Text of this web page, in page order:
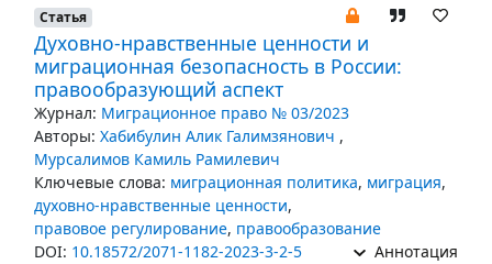
Статья
Духовно-нравственные ценности и
миграционная безопасность в России:
правообразующий аспект
Журнал: Миграционное право № 03/2023
Авторы: Хабибулин Алик Галимзянович ,
Мурсалимов Камиль Рамилевич
Ключевые слова: миграционная политика, миграция,
духовно-нравственные ценности,
правовое регулирование, правообразование
DOI: 10.18572/2071-1182-2023-3-2-5 Аннотация